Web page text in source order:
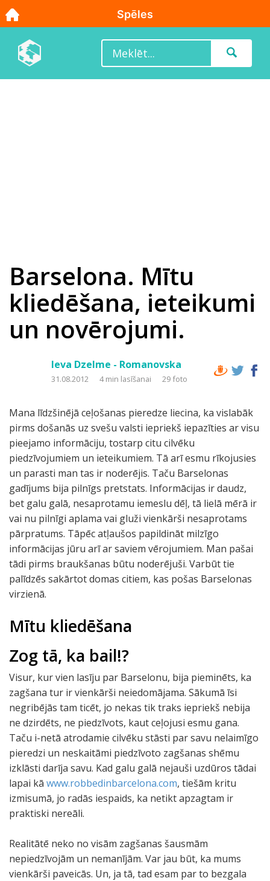
Barselona. Mītu
kliedēšana, ieteikumi
un novērojumi.
Ieva Dzelme - Romanovska
31.08.2012 4 min lasīšanai 29 foto
Mana līdzšinējā ceļošanas pieredze liecina, ka vislabāk
pirms došanās uz svešu valsti iepriekš iepazīties ar visu
pieejamo informāciju, tostarp citu cilvēku
piedzīvojumiem un ieteikumiem. Tā arī esmu rīkojusies
un parasti man tas ir noderējis. Taču Barselonas
gadījums bija pilnīgs pretstats. Informācijas ir daudz,
bet galu galā, nesaprotamu iemeslu dēļ, tā lielā mērā ir
vai nu pilnīgi aplama vai gluži vienkārši nesaprotams
pārpratums. Tāpēc atļaušos papildināt milzīgo
informācijas jūru arī ar saviem vērojumiem. Man pašai
tādi pirms braukšanas būtu noderējuši. Varbūt tie
palīdzēs sakārtot domas citiem, kas pošas Barselonas
virzienā.
Mītu kliedēšana
Zog tā, ka bail!?
Visur, kur vien lasīju par Barselonu, bija pieminēts, ka
zagšana tur ir vienkārši neiedomājama. Sākumā īsi
negribējās tam ticēt, jo nekas tik traks iepriekš nebija
ne dzirdēts, ne piedzīvots, kaut ceļojusi esmu gana.
Taču i-netā atrodamie cilvēku stāsti par savu nelaimīgo
pieredzi un neskaitāmi piedzīvoto zagšanas shēmu
izklāsti darīja savu. Kad galu galā nejauši uzdūros tādai
lapai kā www.robbedinbarcelona.com, tiešām kritu
izmisumā, jo radās iespaids, ka netikt apzagtam ir
praktiski nereāli.
Realitātē neko no visām zagšanas šausmām
nepiedzīvojām un nemanījām. Var jau būt, ka mums
vienkārši paveicās. Un, ja tā, tad esam par to bezgala